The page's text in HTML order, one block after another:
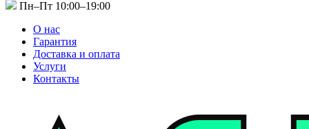
Пн–Пт 10:00–19:00
О нас
Гарантия
Доставка и оплата
Услуги
Контакты